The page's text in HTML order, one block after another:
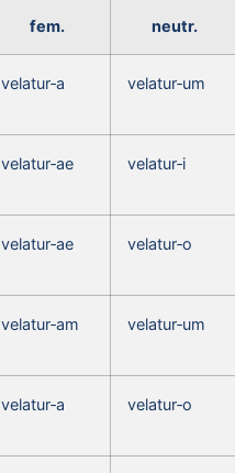
fem. neutr.
velatur‑a velatur‑um
velatur‑ae velatur‑i
velatur‑ae velatur‑o
velatur‑am velatur‑um
velatur‑a velatur‑o